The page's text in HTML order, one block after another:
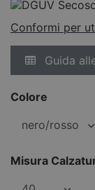
Conformi per
Guida
Colore
Misura